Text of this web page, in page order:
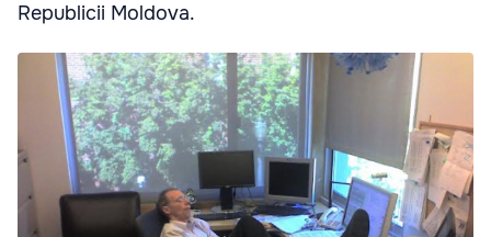
Republicii Moldova.